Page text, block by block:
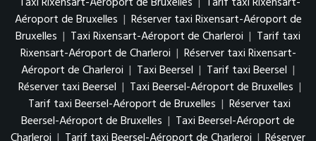
Aéroport de Bruxelles | Réserver taxi Rixensart-Aéroport de
Bruxelles | Taxi Rixensart-Aéroport de Charleroi | Tarif taxi
Rixensart-Aéroport de Charleroi | Réserver taxi Rixensart-
Aéroport de Charleroi | Taxi Beersel | Tarif taxi Beersel |
Réserver taxi Beersel | Taxi Beersel-Aéroport de Bruxelles |
Tarif taxi Beersel-Aéroport de Bruxelles | Réserver taxi
Beersel-Aéroport de Bruxelles | Taxi Beersel-Aéroport de